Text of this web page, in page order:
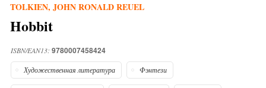
TOLKIEN, JOHN RONALD REUEL
Hobbit
ISBN/EAN13: 9780007458424
Художественная литература Фэнтези